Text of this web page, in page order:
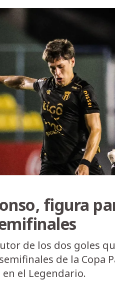
figura
de los dos goles
de la Copa
el Legendario.